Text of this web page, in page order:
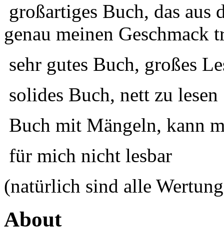
großartiges Buch, das aus
genau meinen Geschmack
sehr gutes Buch, großes
solides Buch, nett zu lesen
Buch mit Mängeln, kann
für mich nicht lesbar
(natürlich sind alle
About